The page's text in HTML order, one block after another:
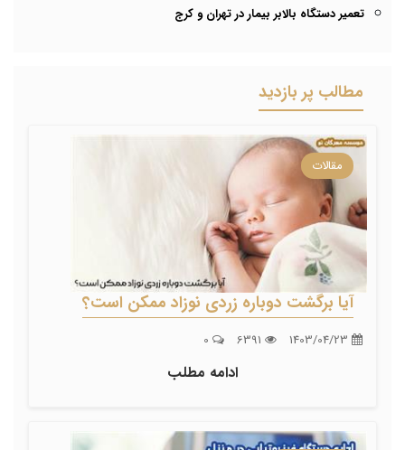
تعمیر دستگاه بالابر بیمار در تهران و کرج
مطالب پر بازدید
مقالات
آیا برگشت دوباره زردی نوزاد ممکن است؟
ادامه مطلب